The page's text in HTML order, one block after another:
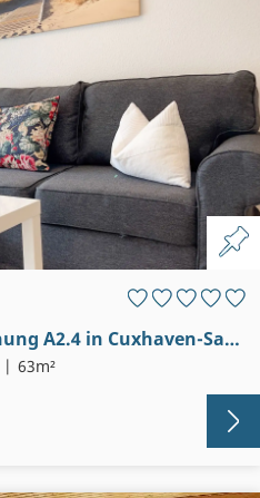
Komfortable Ferienwohnung A2.4 in Cuxhaven-Sahlenburg
63m²